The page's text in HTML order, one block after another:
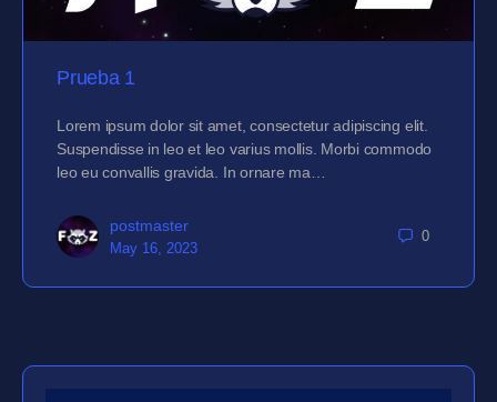
Prueba 1
Lorem ipsum dolor sit amet, consectetur adipiscing elit.
Suspendisse in leo et leo varius mollis. Morbi commodo
leo eu convallis gravida. In ornare ma…
postmaster
May 16, 2023
0